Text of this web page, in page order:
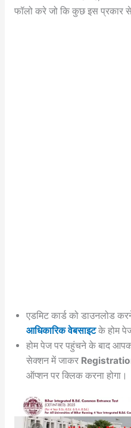
फॉलो करे जो कि कुछ इस प्रकार
एडमिट कार्ड को डाउनलोड
आधिकारिक वेबसाइटके होम
होम पेज पर पहुंचने के बाद
सेक्शन में जाकर
ऑप्शन पर क्लिक करना होगा।